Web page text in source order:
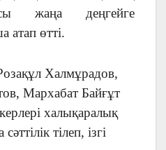
жаңа деңгейге
атап өтті.
Халмұрадов,
Мархабат Байғұт
халықаралық
тілеп, ізгі